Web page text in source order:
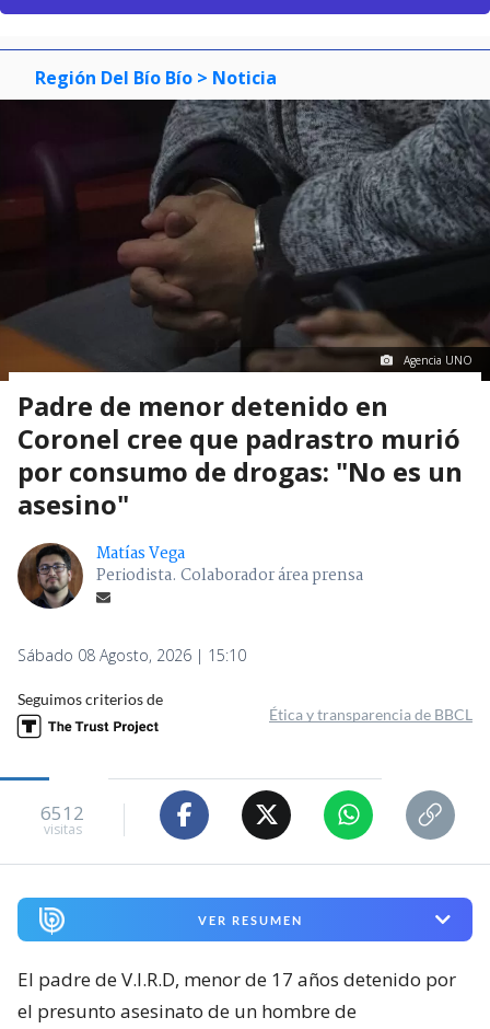
Región Del Bío Bío > Noticia
Agencia UNO
Padre de menor detenido en
Coronel cree que padrastro murió
por consumo de drogas: "No es un
asesino"
Matías Vega
Periodista. Colaborador área prensa
Sábado 08 Agosto, 2026 | 15:10
Seguimos criterios de
Ética y transparencia de BBCL
6512
visitas
VER RESUMEN
El padre de V.I.R.D, menor de 17 años detenido por
el presunto asesinato de un hombre de